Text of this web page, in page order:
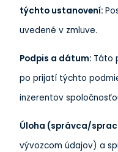
týchto ustanovení:
uvedené v zmluve.
Podpis a dátum: Táto
po prijatí týchto
inzerentov
Úloha (správca/
vývozcom údajov) a